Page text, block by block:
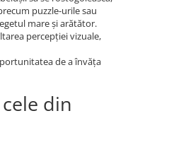
puzzle-urile sau
mare și arătător.
percepției vizuale,
de a învăța
din